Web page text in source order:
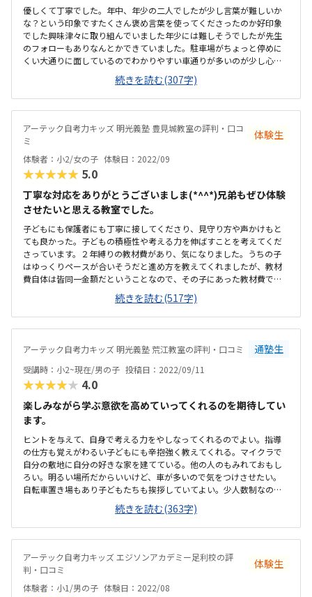
優しくて丁寧でした。年中、年少の二人でしたが少し言葉が難しいか
な？という印象ですたくさん褒め言葉を使ってくださったのか好印象
でした興味津々に取り組んでいました年少には難しそうでしたが先生
のフォローもありなんとかできていました。駐車場がちょっと停めに
くい大通りに面しているのでわかりやすい車通りが多いのが少し心配
明るくてきれいでした靴のまま中に入るので雨の日など滑らないか
な？という心配や下に落としたときなど汚れないかな？という心配は
あります初期セットが少し高い印象です2年で約3万の教材は高いと思
いますその後のクラスアップでも使用できるならいいですが…先生が
子どもをたくさん褒めてくださったことがとてもよかったです
続きを読む(307字)
アーテック自考力キッズ 明光義塾 豊見城教室の評判・口コ
ミ
体験生
体験者：小2/女の子 体験日：2022/09
★★★★★ 5.0
丁寧な対応をありがとうございましま(*^^*)兄弟もぜひ体験
させたいと思える教室でした。
子どもにも保護者にも丁寧に接してくださり、見守り方や声かけもと
ても良かった。子どもの積極性や考える力を伸ばすことを考えてくだ
さっています。２年縛りの教材費があり、気になりました。うちの子
はゆっくりペースが合いそうだと進め方を教えてくれましたが、教材
費自体は皆同一金額だということなので、その子にあった教材費で対
応していただくと助かると思いました。体験での感想ですが、発達遅
れのある子なので難しいと集中がきれると思っていましたが、楽しく
飽きずに取り組める内容のようでした。自宅からは少し遠いのです
が、電話で駐車場の場所説明があったので安心して行けました。これ
につかず、机も高かったので、わざとなのか？大丈夫なのか気になり
ました。小学生用の机・椅子があれば尚良いです。先生方も静かな優
しい雰囲気で、子ども達の集中しやすそうな、いい環境に感じまし
た。個人的には高いですが、一月の月謝代金がもっと高い教室も見た
ので、納得はしています。子ども達の様子を集中してみてくださる様
子がみれて安心できる教室だと感じました。子どもも、優しい先生だ
続きを読む(517字)
アーテック自考力キッズ 明光義塾 荒江教室の評判・口コミ 通塾生
受講時：小2~現在/男の子 投稿日：2022/09/11
★★★★★ 4.0
楽しみながら学ぶ意欲を高めていってくれるのを期待してい
ます。
ヒントを与えて、自身で考える力をやしなってくれるのでよい。指導
の仕方も覚えがわるい子どもにも辛抱強く教えてくれる。マイクラで
自分の敷地に自分の好きな家を建てている。他の人のもみれておもし
ろい。明るい場所だからいいけど、車が多いので気をつけさせたい。
自転車置き場もあり子どもたちも挨拶していてよい。少人数制なので
しっかり教えてもらえる印象。もう少し安いとうれしいが、宿題もみ
てくれるとのことだけど本人はすでに宿題終わらせてるのでプログラ
ミング終わったらすぐ帰ってくる。子どもがたのしく通っている。私
が教えるとイライラをぶつけてしまい良くないと思ったのでまかせて
よかった子どもしか通ってないので聞きたいことをメールかなんかで
ききたい（休みの日とか）日にち変更なども可能で助かる。電話じゃ
なくてメールからできるとかであるとうれしい。
続きを読む(363字)
アーテック自考力キッズ エジソンアカデミー足利校の評
判・口コミ
体験生
体験者：小1/男の子 体験日：2022/08